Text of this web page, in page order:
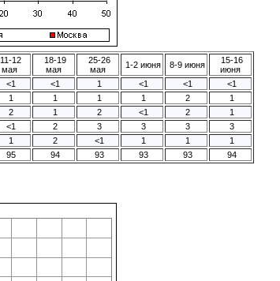
11-12
мая
18-19
мая
25-26
мая
1-2 июня 8-9 июня
15-16
июня
<1 <1 1 <1 <1
<1
1 1 1 1 2
1
2 1 2 <1 2
1
<1 2 3 3 3
3
1 2 <1 1 1
1
95 94 93 93 93 94